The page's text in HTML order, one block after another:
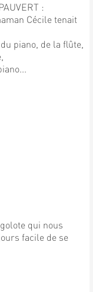
:
Cécile tenait
piano, de la flûte,
qui nous
facile de se